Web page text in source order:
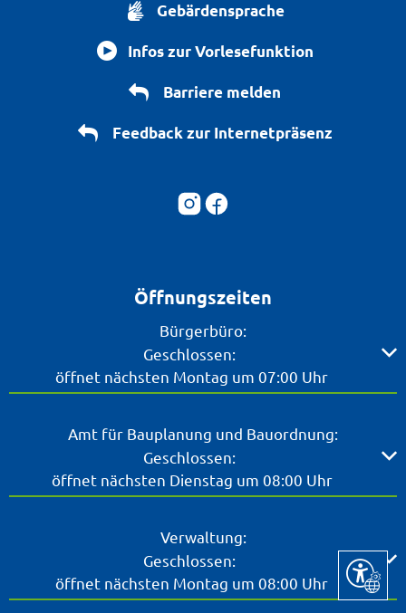
Gebärdensprache
Infos zur Vorlesefunktion
Barriere melden
Feedback zur Internetpräsenz
Öffnungszeiten
Bürgerbüro:
Klicken, um weitere Öffnungs- oder Schließzeiten
Geschlossen:
öffnet nächsten Montag um 07:00 Uhr
Amt für Bauplanung und Bauordnung:
Klicken, um weitere Öffnungs- oder Schließzeiten
Geschlossen:
öffnet nächsten Dienstag um 08:00 Uhr
Verwaltung:
Klicken, um weitere Öffnungs- oder Schließzeiten
Geschlossen:
öffnet nächsten Montag um 08:00 Uhr
Seite